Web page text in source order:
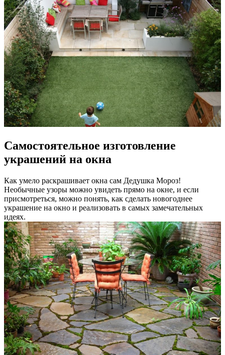
Самостоятельное изготовление
украшений на окна
Как умело раскрашивает окна сам Дедушка Мороз!
Необычные узоры можно увидеть прямо на окне, и если
присмотреться, можно понять, как сделать новогоднее
украшение на окно и реализовать в самых замечательных
идеях.